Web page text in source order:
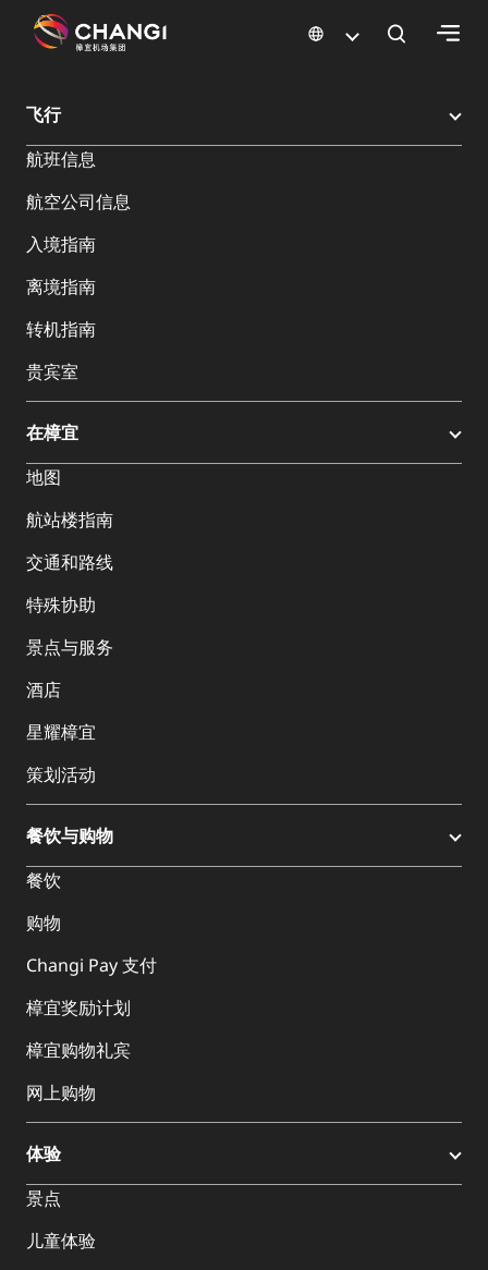
有
宜
网
选
语
言:
樟宜机场 樟宜机场餐饮与购物 樟宜机场购物指南 购物详情
飞行
航班信息
航空公司信息
入境指南
离境指南
转机指南
贵宾室
在樟宜
地图
航站楼指南
交通和路线
特殊协助
景点与服务
酒店
星耀樟宜
策划活动
餐饮与购物
餐饮
购物
Changi Pay 支付
樟宜奖励计划
樟宜购物礼宾
网上购物
体验
景点
儿童体验